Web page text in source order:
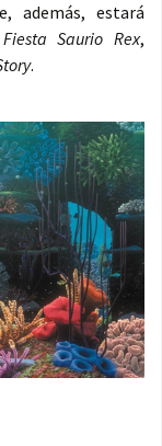
además, estará
Fiesta Saurio Rex,
.